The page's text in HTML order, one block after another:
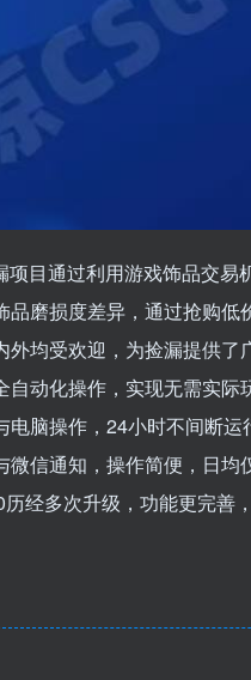
目通过利用游戏饰品交易
品磨损度差异，通过抢购低
均受欢迎，为捡漏提供了
自动化操作，实现无需实际
脑操作，24小时不间断运
微信通知，操作简便，日均
经多次升级，功能更完善